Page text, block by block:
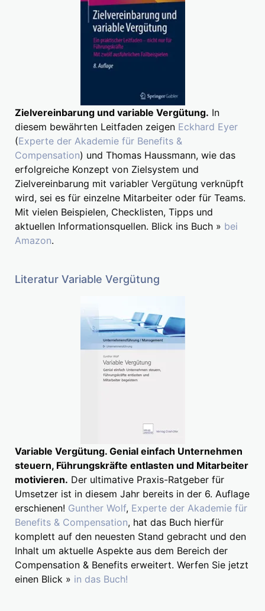
Zielvereinbarung und variable Vergütung. In
diesem bewährten Leitfaden zeigen Eckhard Eyer
(Experte der Akademie für Benefits &
Compensation) und Thomas Haussmann, wie das
erfolgreiche Konzept von Zielsystem und
Zielvereinbarung mit variabler Vergütung verknüpft
wird, sei es für einzelne Mitarbeiter oder für Teams.
Mit vielen Beispielen, Checklisten, Tipps und
aktuellen Informationsquellen. Blick ins Buch » bei
Amazon.
Literatur Variable Vergütung
Variable Vergütung. Genial einfach Unternehmen
steuern, Führungskräfte entlasten und Mitarbeiter
motivieren. Der ultimative Praxis-Ratgeber für
Umsetzer ist in diesem Jahr bereits in der 6. Auflage
erschienen! Gunther Wolf, Experte der Akademie für
Benefits & Compensation, hat das Buch hierfür
komplett auf den neuesten Stand gebracht und den
Inhalt um aktuelle Aspekte aus dem Bereich der
Compensation & Benefits erweitert. Werfen Sie jetzt
einen Blick » in das Buch!